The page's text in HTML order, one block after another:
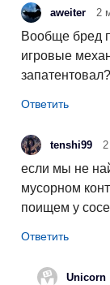
aweiter 2
Вообще бред
игровые
запатентовал?
tenshi99
если мы не
мусорном
поищем у
Unicorn